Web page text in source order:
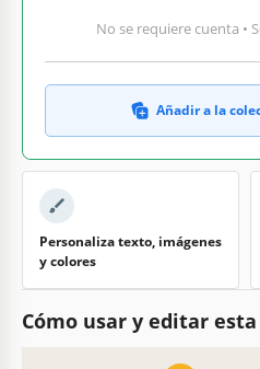
No se requiere cuenta •
Añadir a la
Personaliza texto, imágenes
y colores
Cómo usar y editar